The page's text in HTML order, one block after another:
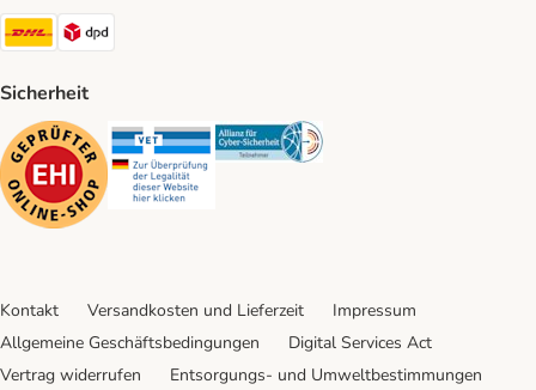
DHL Shipping Method
Sicherheit
Security Security Security
Kontakt Versandkosten und Lieferzeit
Impressum
Allgemeine Geschäftsbedingungen
Digital Services Act
Vertrag widerrufen
Entsorgungs- und Umweltbestimmungen